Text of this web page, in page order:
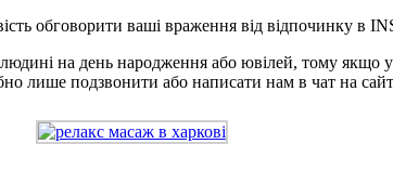
обговорити ваші враження від відпочинку в
на день народження або ювілей, тому якщо
лише подзвонити або написати нам в чат на